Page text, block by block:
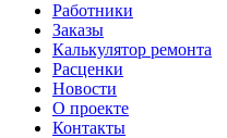
Работники
Заказы
Калькулятор ремонта
Расценки
Новости
О проекте
Контакты